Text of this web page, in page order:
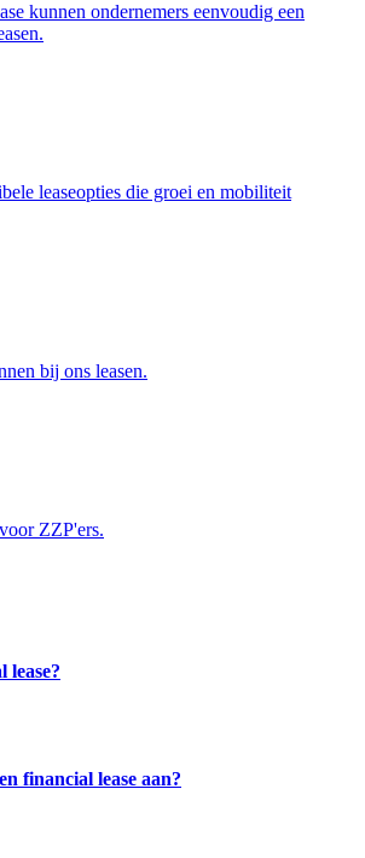
kunnen ondernemers eenvoudig een
leaseopties die groei en mobiliteit
bij ons leasen.
ZZP'ers.
lease?
financial lease aan?